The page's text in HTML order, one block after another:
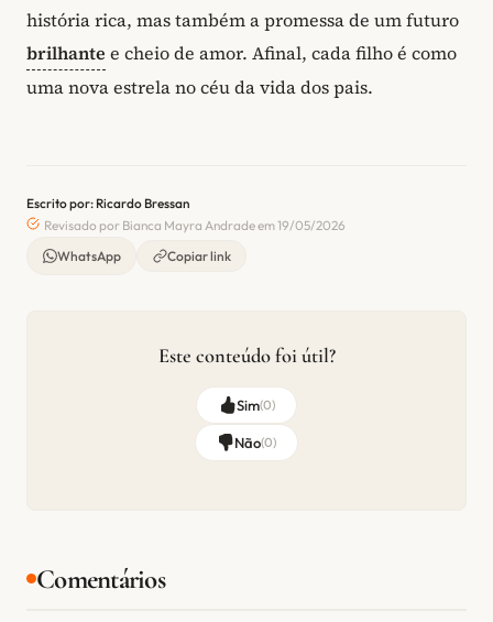
história rica, mas também a promessa de um futuro
brilhante e cheio de amor. Afinal, cada filho é como
uma nova estrela no céu da vida dos pais.
Escrito por: Ricardo Bressan
Revisado por Bianca Mayra Andrade em 19/05/2026
WhatsApp
Copiar link
Este conteúdo foi útil?
Sim(0)
Não(0)
Comentários